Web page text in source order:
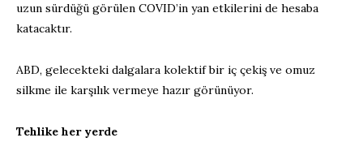
uzun sürdüğü görülen COVID’in yan etkilerini de hesaba
katacaktır.
ABD, gelecekteki dalgalara kolektif bir iç çekiş ve omuz
silkme ile karşılık vermeye hazır görünüyor.
Tehlike her yerde